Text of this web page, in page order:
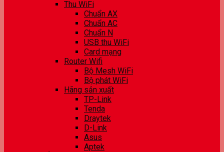
Thu WiFi
Chuẩn AX
Chuẩn AC
Chuẩn N
USB thu WiFi
Card mạng
Router Wifi
Bộ Mesh WiFi
Bộ phát WiFi
Hãng sản xuất
TP-Link
Tenda
Draytek
D-Link
Asus
Aptek